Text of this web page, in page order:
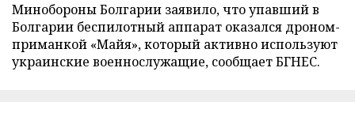
Минобороны Болгарии заявило, что упавший в
Болгарии беспилотный аппарат оказался дроном-
приманкой «Майя», который активно используют
украинские военнослужащие, сообщает БГНЕС.